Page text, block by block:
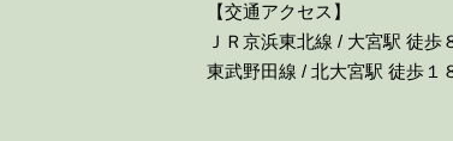
【交通アクセス】
ＪＲ京浜東北線 / 大宮駅 徒歩
東武野田線 / 北大宮駅 徒歩１